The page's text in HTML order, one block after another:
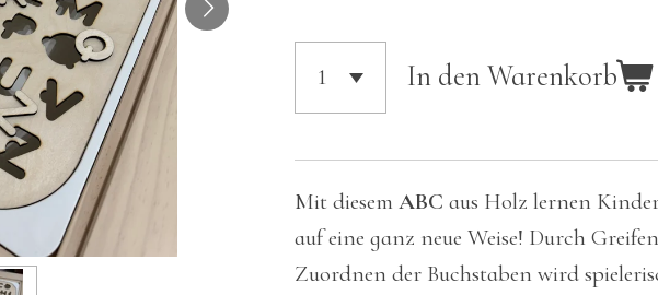
In den Warenkorb
Mit diesem ABC aus Holz lernen
auf eine ganz neue Weise! Durch
Zuordnen der Buchstaben wird